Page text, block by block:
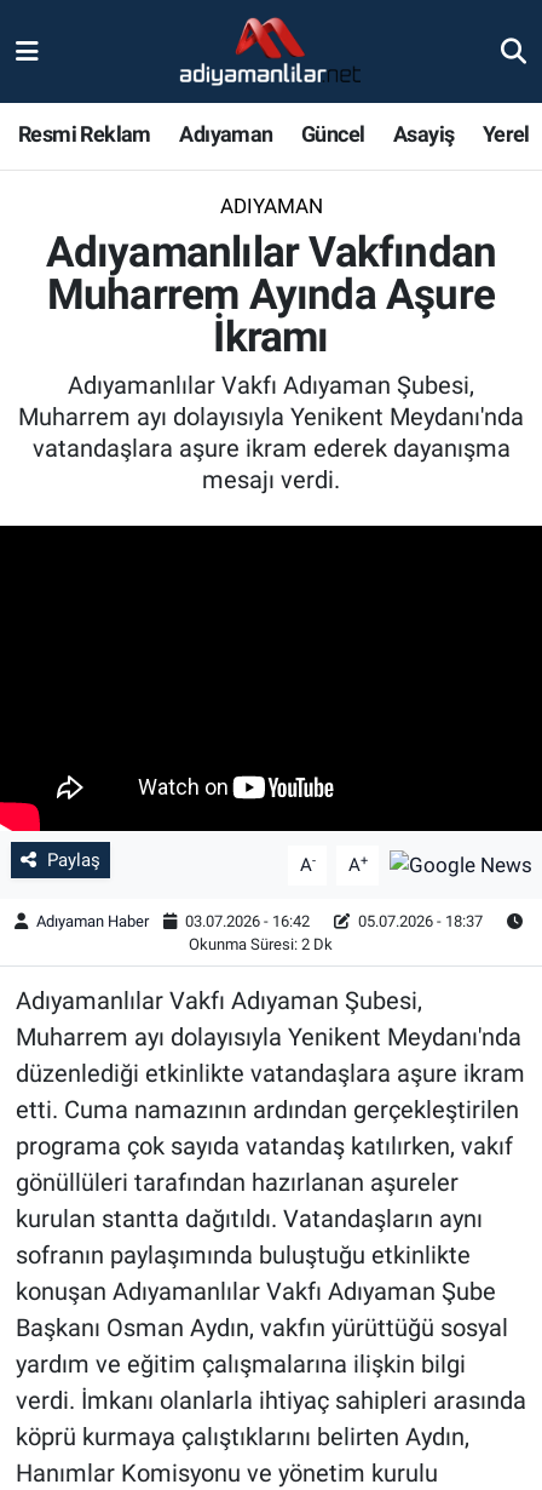
Resmi Reklam Adıyaman Güncel Asayiş Yerel
ADIYAMAN
Adıyamanlılar Vakfından
Muharrem Ayında Aşure
İkramı
Adıyamanlılar Vakfı Adıyaman Şubesi,
Muharrem ayı dolayısıyla Yenikent Meydanı'nda
vatandaşlara aşure ikram ederek dayanışma
mesajı verdi.
Paylaş A- A+
Adıyaman Haber 03.07.2026 - 16:42
05.07.2026 - 18:37
Okunma Süresi: 2 Dk
Adıyamanlılar Vakfı Adıyaman Şubesi,
Muharrem ayı dolayısıyla Yenikent Meydanı'nda
düzenlediği etkinlikte vatandaşlara aşure ikram
etti. Cuma namazının ardından gerçekleştirilen
programa çok sayıda vatandaş katılırken, vakıf
gönüllüleri tarafından hazırlanan aşureler
kurulan stantta dağıtıldı. Vatandaşların aynı
sofranın paylaşımında buluştuğu etkinlikte
konuşan Adıyamanlılar Vakfı Adıyaman Şube
Başkanı Osman Aydın, vakfın yürüttüğü sosyal
yardım ve eğitim çalışmalarına ilişkin bilgi
verdi. İmkanı olanlarla ihtiyaç sahipleri arasında
köprü kurmaya çalıştıklarını belirten Aydın,
Hanımlar Komisyonu ve yönetim kurulu
Magazin
Gündem
Asayiş
Sağlık
Ekonomi
Yaşam
BİLİM VE TEKNOLOJİ
Nöbetçi Eczaneler
Adiyaman Namaz Vakitleri
Trafik Durumu
Süper Lig Puan Durumu ve Fikstür
Tüm Manşetler
Son Dakika Haberleri
Haber Arşivi